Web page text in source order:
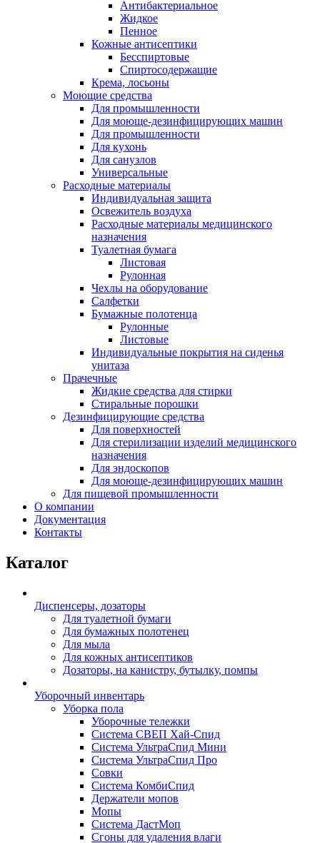
Антибактериальное
Жидкое
Пенное
Кожные антисептики
Бесспиртовые
Cпиртосодержащие
Крема, лосьоны
Моющие средства
Для промышленности
Для моюще-дезинфицирующих машин
Для промышленности
Для кухонь
Для санузлов
Универсальные
Расходные материалы
Индивидуальная защита
Освежитель воздуха
Расходные материалы медицинского
назначения
Туалетная бумага
Листовая
Рулонная
Чехлы на оборудование
Салфетки
Бумажные полотенца
Рулонные
Листовые
Индивидуальные покрытия на сиденья
унитаза
Прачечные
Жидкие средства для стирки
Стиральные порошки
Дезинфицирующие средства
Для поверхностей
Для стерилизации изделий медицинского
назначения
Для эндоскопов
Для моюще-дезинфицирующих машин
Для пищевой промышленности
О компании
Документация
Контакты
Каталог
Диспенсеры, дозаторы
Для туалетной бумаги
Для бумажных полотенец
Для мыла
Для кожных антисептиков
Дозаторы, на канистру, бутылку, помпы
Уборочный инвентарь
Уборка пола
Уборочные тележки
Система СВЕП Хай-Спид
Система УльтраСпид Мини
Система УльтраСпид Про
Совки
Система КомбиСпид
Держатели мопов
Мопы
Система ДастМоп
Сгоны для удаления влаги